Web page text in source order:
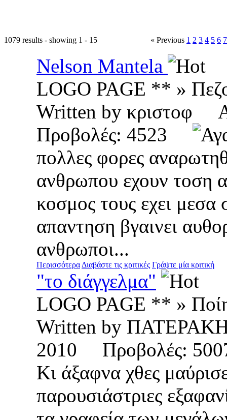
1079 results - showing 1 - 15 « Previous 1 2 3 4 5 6 7
Nelson Mantela
LOGO PAGE ** »
Written by
Προβολές: 4523
πολλες φορες
ανθρωπου εχουν τοση
κοσμος τους εχει
απαντηση βγαινει
ανθρωποι...
Περισσότερα Διαβάστε τις κριτικές Γράψτε μία κριτική
"το διάγγελμα"
LOGO PAGE ** »
Written by
2010 Προβολές:
Κι άξαφνα χθες
παρουσιάστριες